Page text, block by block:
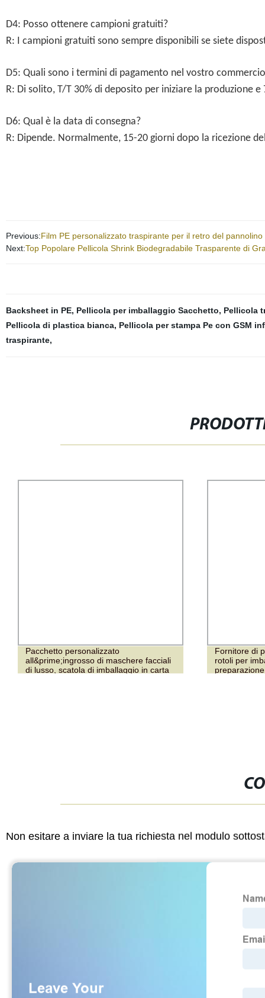
D4: Posso ottenere campioni gratuiti?
R: I campioni gratuiti sono sempre disponibili se siete
D5: Quali sono i termini di pagamento nel vostro
R: Di solito, T/T 30% di deposito per iniziare la produzione
D6: Qual è la data di consegna?
R: Dipende. Normalmente, 15-20 giorni dopo la ricezione
Previous:Film PE personalizzato traspirante per il retro del
Next:Top Popolare Pellicola Shrink Biodegradabile Trasparente di
Backsheet in PE, Pellicola per imballaggio Sacchetto, Pellicola
Pellicola di plastica bianca, Pellicola per stampa Pe con GSM
traspirante,
Pacchetto personalizzato
all&prime;ingrosso di maschere facciali
di lusso, scatola di imballaggio in carta
Fornitore di
rotoli per
Non esitare a inviare la tua richiesta nel modulo